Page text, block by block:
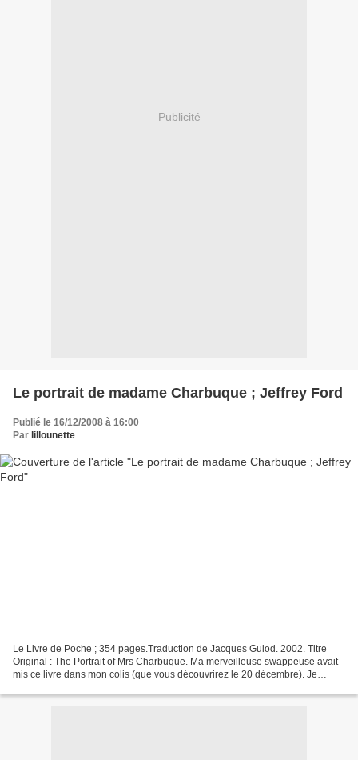
Publicité
Le portrait de madame Charbuque ; Jeffrey Ford
Publié le 16/12/2008 à 16:00
Par lillounette
Le Livre de Poche ; 354 pages.Traduction de Jacques Guiod. 2002. Titre
Original : The Portrait of Mrs Charbuque. Ma merveilleuse swappeuse avait
mis ce livre dans mon colis (que vous découvrirez le 20 décembre). Je